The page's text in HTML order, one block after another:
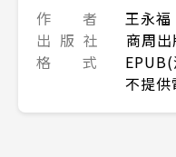
作 者
王永福
出 版 社
商周出
格 式
不提供